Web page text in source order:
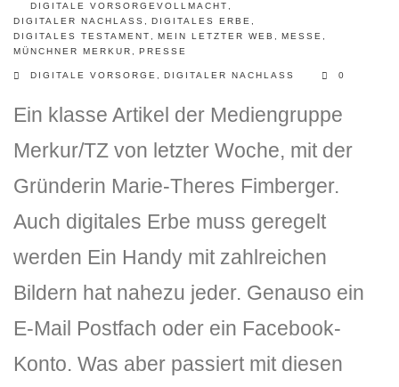
DIGITALE VORSORGEVOLLMACHT
DIGITALER NACHLASS
DIGITALES ERBE
DIGITALES TESTAMENT
MEIN LETZTER WEB MESSE
MÜNCHNER MERKUR
PRESSE
DIGITALE VORSORGE DIGITALER NACHLASS 0
Ein klasse Artikel der Mediengruppe
Merkur/TZ von letzter Woche, mit der
Gründerin Marie-Theres Fimberger.
Auch digitales Erbe muss geregelt
werden Ein Handy mit zahlreichen
Bildern hat nahezu jeder. Genauso ein
E-Mail Postfach oder ein Facebook-
Konto. Was aber passiert mit diesen